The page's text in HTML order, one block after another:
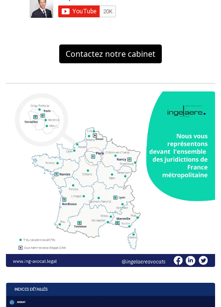
Contactez notre cabinet